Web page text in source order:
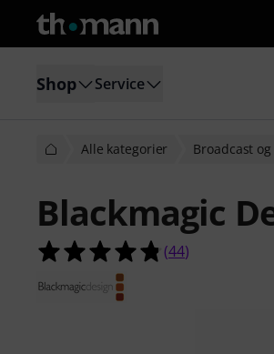
Shop Service
Alle kategorier Broadcast
Blackmagic
4.8 ud af 5
(44)